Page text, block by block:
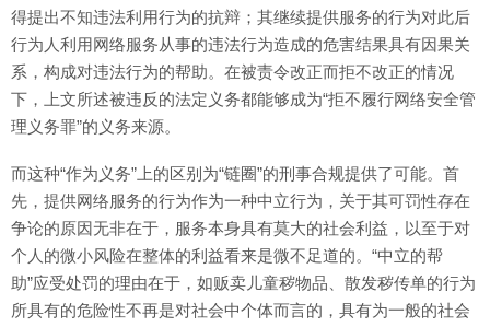
得提出不知违法利用行为的抗辩；其继续提供服务的行为对此后
行为人利用网络服务从事的违法行为造成的危害结果具有因果关
系，构成对违法行为的帮助。在被责令改正而拒不改正的情况
下，上文所述被违反的法定义务都能够成为“拒不履行网络安全管
理义务罪”的义务来源。
而这种“作为义务”上的区别为“链圈”的刑事合规提供了可能。首
先，提供网络服务的行为作为一种中立行为，关于其可罚性存在
争论的原因无非在于，服务本身具有莫大的社会利益，以至于对
个人的微小风险在整体的利益看来是微不足道的。“中立的帮
助”应受处罚的理由在于，如贩卖儿童秽物品、散发秽传单的行为
所具有的危险性不再是对社会中个体而言的，具有为一般的社会